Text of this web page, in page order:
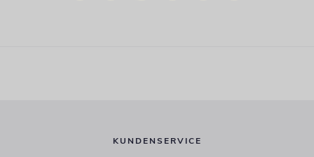
KUNDENSERVICE